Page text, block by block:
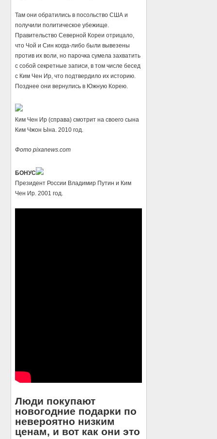
Там они обратились в посольство США и
получили политическое убежище.
Правительство Северной Кореи отрицало,
что Чой и Син когда-либо были вывезены
против их воли, но парочка сумела захватить
с собой секретные записи, в том числе бесед
с Ким Чен Ир, что подтвердило их историю.
Позднее они вернулись в Южную Корею.
Ким Чен Ир (справа) смотрит на своего сына
Ким Чжон Ына. 2010 год.
Фото pixanews.com
БОНУС
Президент России Владимир Путин и Ким
Чен Ир. 2001 год.
Люди покупают
новогодние подарки по
невероятно низким
ценам, и вот как они это